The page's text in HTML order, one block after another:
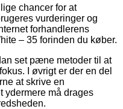
chancer for at
vurderinger og
forhandlerens
– 35 forinden du køber.
set pæne metoder til at
I øvrigt er der en del
at skrive en
ydermere må drages